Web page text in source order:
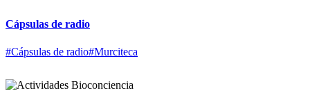
Cápsulas de radio
#Cápsulas de radio#Murciteca